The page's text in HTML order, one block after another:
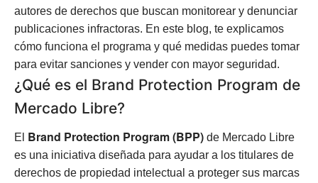
autores de derechos que buscan monitorear y denunciar
publicaciones infractoras. En este blog, te explicamos
cómo funciona el programa y qué medidas puedes tomar
para evitar sanciones y vender con mayor seguridad.
¿Qué es el Brand Protection Program de
Mercado Libre?
El Brand Protection Program (BPP) de Mercado Libre
es una iniciativa diseñada para ayudar a los titulares de
derechos de propiedad intelectual a proteger sus marcas